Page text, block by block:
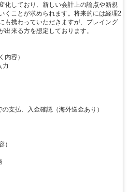
化しており、新しい会計上の論点や新規
くことが求められます。将来的には経理2
も携わっていただきますが、プレイング
出来る方を想定しております。
内容）
力
支払、入金確認（海外送金あり）
）